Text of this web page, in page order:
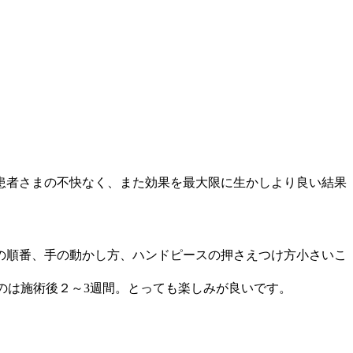
さまの不快なく、また効果を最大限に生かしより良い結果
番、手の動かし方、ハンドピースの押さえつけ方小さいこ
は施術後２～3週間。とっても楽しみが良いです。